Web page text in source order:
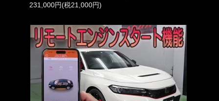
231,000円(税21,000円)